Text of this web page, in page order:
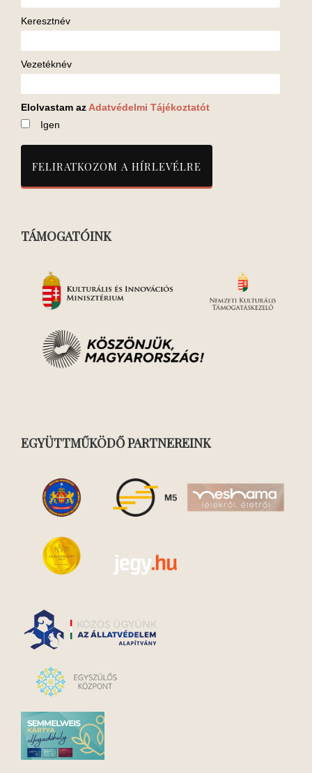
Keresztnév
Vezetéknév
Elolvastam az Adatvédelmi Tájékoztatót
Igen
TÁMOGATÓINK
EGYÜTTMŰKÖDŐ PARTNEREINK